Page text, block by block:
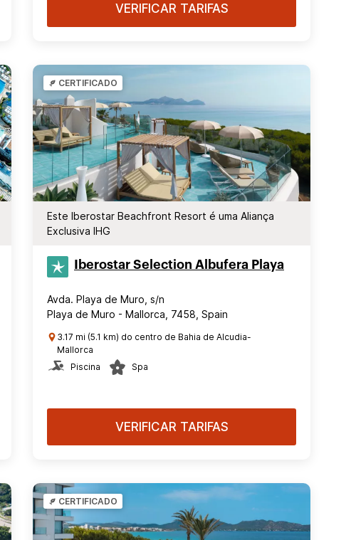
VERIFICAR TARIFAS
CERTIFICADO
Este Iberostar Beachfront Resort é uma Aliança
Exclusiva IHG
Iberostar Selection​ Albufera Playa
Avda. Playa de Muro, s/n
Playa de Muro - Mallorca, 7458, Spain
3.17 mi (5.1 km) do centro de Bahia de Alcudia-
Mallorca
Piscina
Spa
VERIFICAR TARIFAS
CERTIFICADO